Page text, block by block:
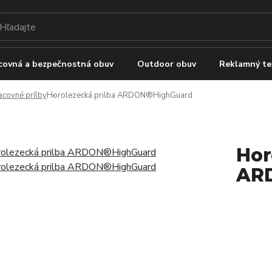
a bezpečnostná obuv Outdoor obuv Reklamný
prílbyHorolezecká prilba ARDON®HighGuard